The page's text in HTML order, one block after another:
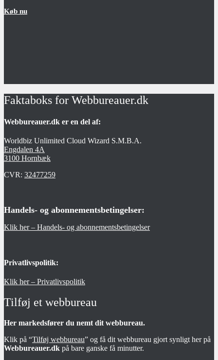
Køb nu
Faktaboks for Webbureauer.dk
Webbureauer.dk er en del af:
Worldbiz Unlimited Cloud Wizard S.M.B.A.
Engdalen 4A
3100 Hornbæk
CVR: 32477259
Handels- og abonnementsbetingelser:
Klik her – Handels- og abonnementsbetingelser
Privatlivspolitik:
Klik her – Privatlivspolitik
Tilføj et webbureau
Her markedsfører du nemt dit webbureau.
Klik på “Tilføj webbureau” og få dit webbureau gjort synligt her på
Webbureauer.dk på bare ganske få minutter.